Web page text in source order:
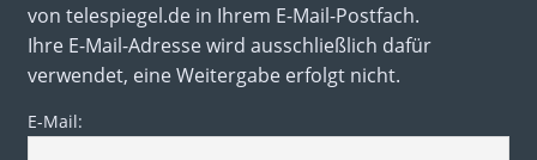
von telespiegel.de in Ihrem E-Mail-Postfach.
Ihre E-Mail-Adresse wird ausschließlich dafür
verwendet, eine Weitergabe erfolgt nicht.
E-Mail: